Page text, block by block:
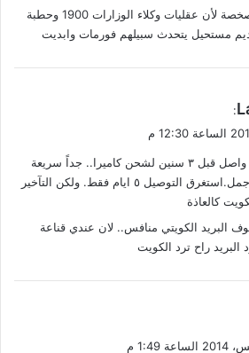
لأن عقليات وكلاء الوزارات 1900 وحطبة
مستحيل يتحدث سبيلهم فورمات وابديت
:
استخدمت واصل قبل ٣ سنين لشحن كاميرا.. جداً سريعة
وتعاملهم اجمل.استغرق التوصيل ٥ ايام فقط. ولكن التآخير
كالعاذة
البريد الكويتي منافس.. لان عندي قناعة
البريد راح ترد الكويت